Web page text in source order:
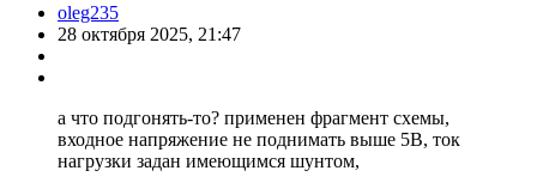
oleg235
28 октября 2025, 21:47
а что подгонять-то? применен фрагмент схемы,
входное напряжение не поднимать выше 5В, ток
нагрузки задан имеющимся шунтом,